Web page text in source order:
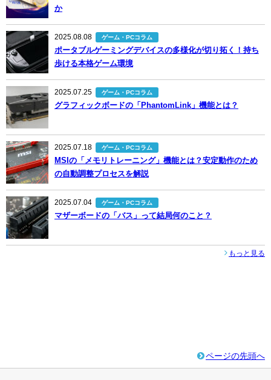
か
2025.08.08 ゲーム・PCコラム
ポータブルゲーミングデバイスの多様化が切り拓く！持ち
歩ける本格ゲーム環境
2025.07.25 ゲーム・PCコラム
グラフィックボードの「PhantomLink」機能とは？
2025.07.18 ゲーム・PCコラム
MSIの「メモリトレーニング」機能とは？安定動作のため
の自動調整プロセスを解説
2025.07.04 ゲーム・PCコラム
マザーボードの「バス」って結局何のこと？
もっと見る
ページの先頭へ